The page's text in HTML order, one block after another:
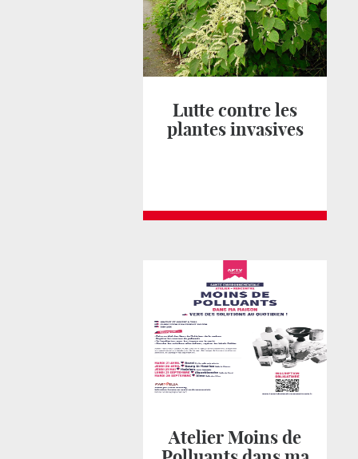
Lutte contre les
plantes invasives
Atelier Moins de